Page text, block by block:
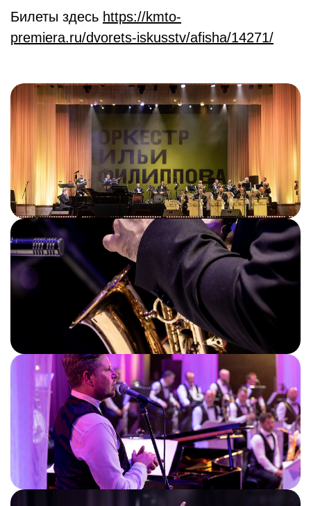
Билеты здесь https://kmto-
premiera.ru/dvorets-iskusstv/afisha/14271/